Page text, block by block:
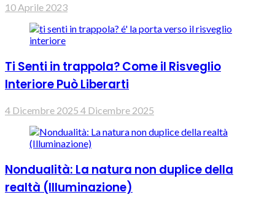
10 Aprile 2023
Ti Senti in trappola? Come il Risveglio
Interiore Può Liberarti
4 Dicembre 2025 4 Dicembre 2025
Nondualità: La natura non duplice della
realtà (Illuminazione)